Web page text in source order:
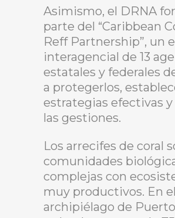
Asimismo, el DRNA
parte del “Caribbean
Reff Partnership”, un
interagencial de 13
estatales y federales
a protegerlos,
estrategias efectivas
las gestiones.
Los arrecifes de coral
comunidades
complejas con
muy productivos. En el
archipiélago de